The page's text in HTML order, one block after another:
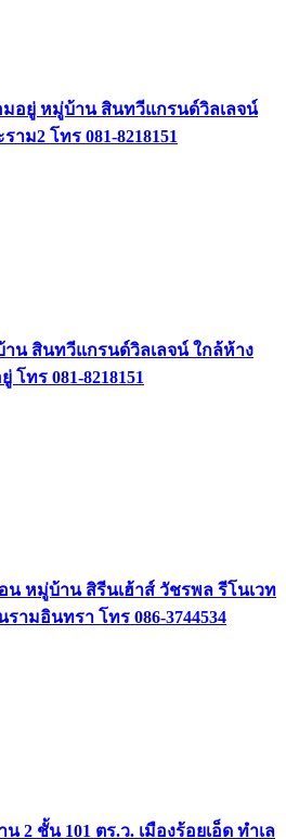
มอยู่ หมู่บ้าน สินทวีแกรนด์วิลเลจน์
ม2 โทร 081-8218151
าน สินทวีแกรนด์วิลเลจน์ ใกล้ห้าง
ทร 081-8218151
น หมู่บ้าน สิรีนเฮ้าส์ วัชรพล รีโนเวท
ามอินทรา โทร 086-3744534
2 ชั้น 101 ตร.ว. เมืองร้อยเอ็ด ทำเล